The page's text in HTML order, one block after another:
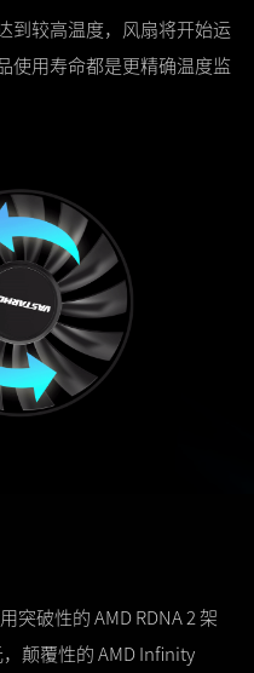
到较高温度，风扇将开始运
使用寿命都是更精确温度监
突破性的 AMD RDNA 2 架
颠覆性的 AMD Infinity